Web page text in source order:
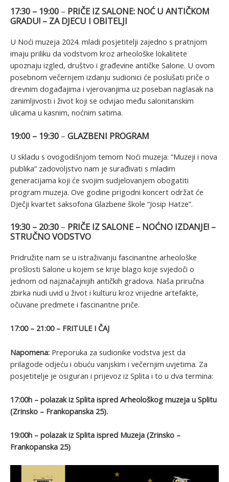
17:30 – 19:00 – PRIČE IZ SALONE: NOĆ U ANTIČKOM
GRADU! – ZA DJECU I OBITELJI
U Noći muzeja 2024. mladi posjetitelji zajedno s pratnjom
imaju priliku da vodstvom kroz arheološke lokalitete
upoznaju izgled, društvo i građevine antičke Salone. U ovom
posebnom večernjem izdanju sudionici će poslušati priče o
drevnim događajima i vjerovanjima uz poseban naglasak na
zanimljivosti i život koji se odvijao među salonitanskim
ulicama u kasnim, noćnim satima.
19:00 – 19:30 – GLAZBENI PROGRAM
U skladu s ovogodišnjom temom Noći muzeja: “Muzeji i nova
publika” zadovoljstvo nam je surađivati s mladim
generacijama koji će svojim sudjelovanjem obogatiti
program muzeja. Ove godine prigodni koncert održat će
Dječji kvartet saksofona Glazbene škole “Josip Hatze”.
19:30 – 20:30 – PRIČE IZ SALONE – NOĆNO IZDANJE! –
STRUČNO VODSTVO
Pridružite nam se u istraživanju fascinantne arheološke
prošlosti Salone u kojem se krije blago koje svjedoči o
jednom od najznačajnijih antičkih gradova. Naša priručna
zbirka nudi uvid u život i kulturu kroz vrijedne artefakte,
očuvane predmete i fascinantne priče.
17:00 – 21:00 – FRITULE I ČAJ
Napomena: Preporuka za sudionike vodstva jest da
prilagode odjeću i obuću vanjskim i večernjim uvjetima. Za
posjetitelje je osiguran i prijevoz iz Splita i to u dva termina:
17:00h – polazak iz Splita ispred Arheološkog muzeja u Splitu
(Zrinsko – Frankopanska 25).
19:00h – polazak iz Splita ispred Muzeja (Zrinsko –
Frankopanska 25)